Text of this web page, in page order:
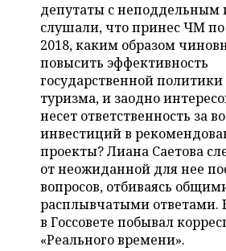
ONLINE-КОНФЕРЕНЦИИ
ОТКРЫТАЯ ЛЕКЦИЯ
ХОККЕЙ
БАСКЕТБОЛ
ВОЛЕЙБОЛ
КИБЕРСПОРТ
ФИГУРНОЕ КАТАНИЕ
ВОДНЫЕ ВИДЫ СПОРТА
ХОККЕЙ С МЯЧОМ
ВЛАСТЬ
ИНФРАСТРУКТУРА
ИСТОРИЯ
КУЛЬТУРА
МЕДИЦИНА
ОБРАЗОВАНИЕ
ПРОИСШЕСТВИЯ
СЮЖЕТЫ
СПРАВОЧНИК
СПИСОК ПЕРСОН
СПИСОК КОМПАНИЙ
ПОЛНАЯ ВЕРСИЯ
депутаты с неподдельным
слушали, что принес ЧМ
2018, каким образом
повысить эффективность
государственной политики
туризма, и заодно
несет ответственность за
инвестиций в
проекты? Лиана Саетова
от неожиданной для нее
вопросов, отбиваясь
расплывчатыми ответами.
в Госсовете побывал
«Реального времени».